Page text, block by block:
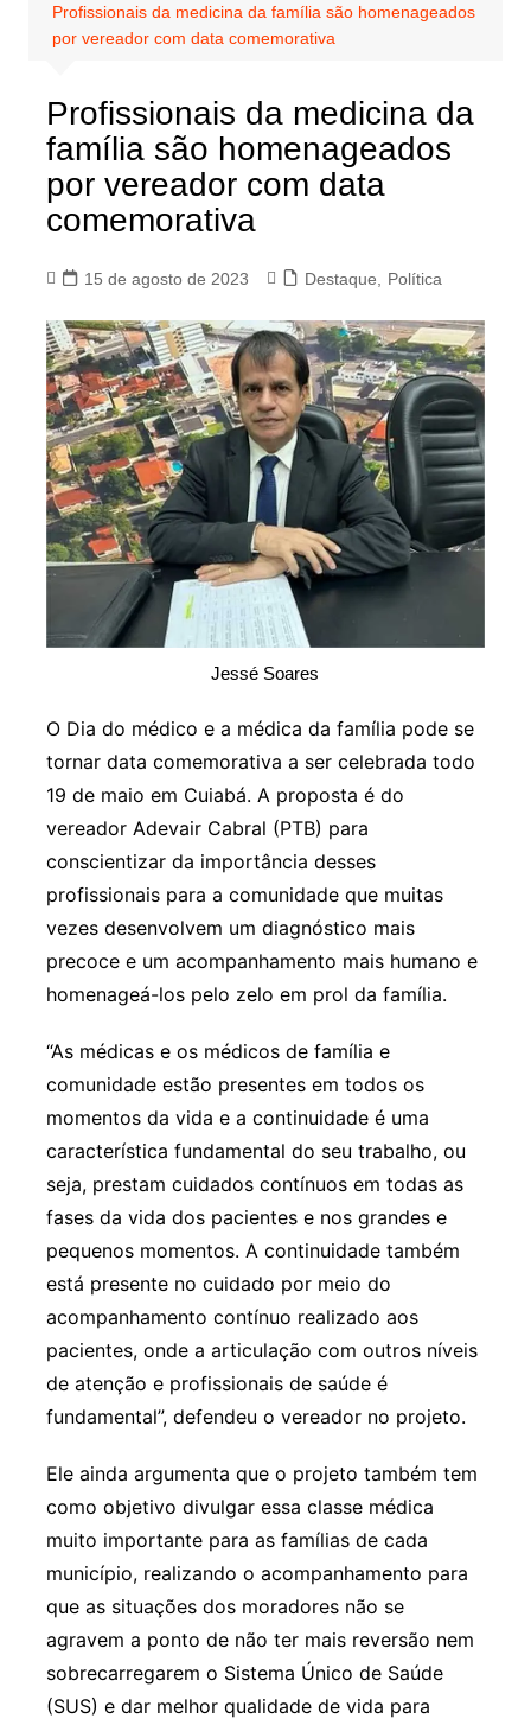
Profissionais da medicina da família são homenageados
por vereador com data comemorativa
Profissionais da medicina da
família são homenageados
por vereador com data
comemorativa
15 de agosto de 2023 Destaque Política
Jessé Soares
O Dia do médico e a médica da família pode se
tornar data comemorativa a ser celebrada todo
19 de maio em Cuiabá. A proposta é do
vereador Adevair Cabral (PTB) para
conscientizar da importância desses
profissionais para a comunidade que muitas
vezes desenvolvem um diagnóstico mais
precoce e um acompanhamento mais humano e
homenageá-los pelo zelo em prol da família.
“As médicas e os médicos de família e
comunidade estão presentes em todos os
momentos da vida e a continuidade é uma
característica fundamental do seu trabalho, ou
seja, prestam cuidados contínuos em todas as
fases da vida dos pacientes e nos grandes e
pequenos momentos. A continuidade também
está presente no cuidado por meio do
acompanhamento contínuo realizado aos
pacientes, onde a articulação com outros níveis
de atenção e profissionais de saúde é
fundamental”, defendeu o vereador no projeto.
Ele ainda argumenta que o projeto também tem
como objetivo divulgar essa classe médica
muito importante para as famílias de cada
município, realizando o acompanhamento para
que as situações dos moradores não se
agravem a ponto de não ter mais reversão nem
sobrecarregarem o Sistema Único de Saúde
(SUS) e dar melhor qualidade de vida para